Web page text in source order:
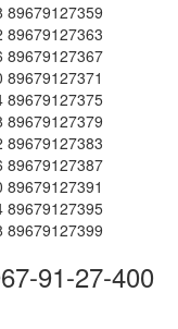
89679127359
89679127363
89679127367
89679127375
89679127379
89679127383
89679127387
89679127395
89679127399
91-27-400